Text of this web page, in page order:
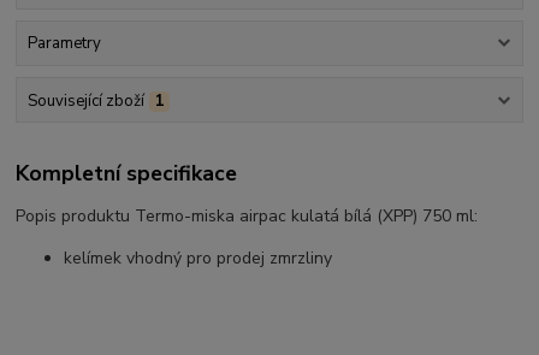
Parametry
Související zboží 1
Kompletní specifikace
Popis produktu Termo-miska airpac kulatá bílá (XPP) 750 ml:
kelímek vhodný pro prodej zmrzliny